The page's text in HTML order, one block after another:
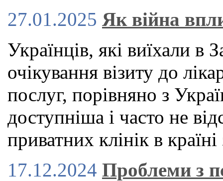
27.01.2025 Як війна
Українців, які виїхали в
очікування візиту до
послуг, порівняно з
доступніша і часто не
приватних клінік в країні
17.12.2024 Проблеми з